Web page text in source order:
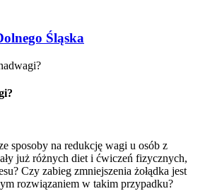
Śląska
sposoby na redukcję wagi u osób z
już różnych diet i ćwiczeń fizycznych,
Czy zabieg zmniejszenia żołądka jest
rozwiązaniem w takim przypadku?